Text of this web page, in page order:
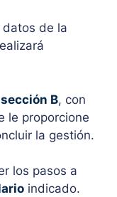
de la
sección B, con
le proporcione
la gestión.
los pasos a
indicado.